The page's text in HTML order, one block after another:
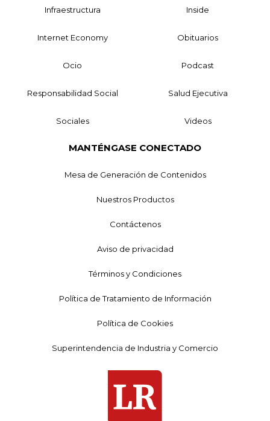
Infraestructura Inside
Internet Economy Obituarios
Ocio Podcast
Responsabilidad Social Salud Ejecutiva
Sociales Videos
MANTÉNGASE CONECTADO
Mesa de Generación de Contenidos
Nuestros Productos
Contáctenos
Aviso de privacidad
Términos y Condiciones
Política de Tratamiento de Información
Política de Cookies
Superintendencia de Industria y Comercio